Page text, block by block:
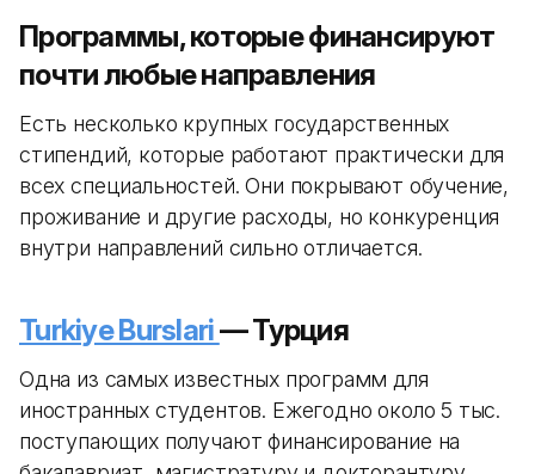
Программы, которые финансируют
почти любые направления
Есть несколько крупных государственных
стипендий, которые работают практически для
всех специальностей. Они покрывают обучение,
проживание и другие расходы, но конкуренция
внутри направлений сильно отличается.
Turkiye Burslari— Турция
Одна из самых известных программ для
иностранных студентов. Ежегодно около 5 тыс.
поступающих получают финансирование на